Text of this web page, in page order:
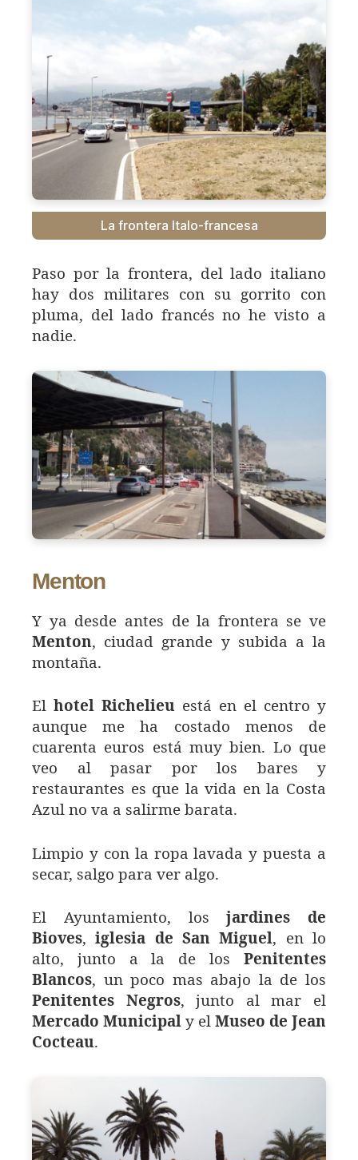
La frontera Italo-francesa
Paso por la frontera, del lado italiano
hay dos militares con su gorrito con
pluma, del lado francés no he visto a
nadie.
Menton
Y ya desde antes de la frontera se ve
Menton, ciudad grande y subida a la
montaña.
El hotel Richelieu está en el centro y
aunque me ha costado menos de
cuarenta euros está muy bien. Lo que
veo al pasar por los bares y
restaurantes es que la vida en la Costa
Azul no va a salirme barata.
Limpio y con la ropa lavada y puesta a
secar, salgo para ver algo.
El Ayuntamiento, losjardines de
Bioves,iglesia de San Miguel, en lo
alto, junto a la de los Penitentes
Blancos, un poco mas abajo la de los
Penitentes Negros, junto al mar el
Mercado Municipal y el Museo de Jean
Cocteau.